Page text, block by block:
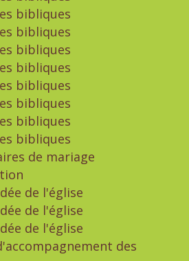
bibliques
bibliques
bibliques
bibliques
bibliques
bibliques
bibliques
bibliques
de mariage
de l'église
de l'église
de l'église
des